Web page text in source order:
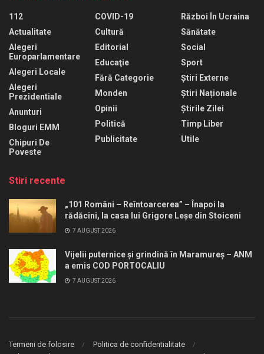
112
Actualitate
Alegeri
Europarlamentare
Alegeri Locale
Alegeri
Prezidentiale
Anunturi
Bloguri EMM
Chipuri De
Poveste
COVID-19
Cultură
Editorial
Educaţie
Fără Categorie
Monden
Opinii
Politică
Publicitate
Război În Ucraina
Sănătate
Social
Sport
Știri Externe
Știri Naționale
Știrile Zilei
Timp Liber
Utile
Stiri recente
„101 Români – Reîntoarcerea” – Înapoi la
rădăcini, la casa lui Grigore Leșe din Stoiceni
7 AUGUST 2026
Vijelii puternice și grindină în Maramureș – ANM
a emis COD PORTOCALIU
7 AUGUST 2026
Termeni de folosire
Politica de confidentialitate